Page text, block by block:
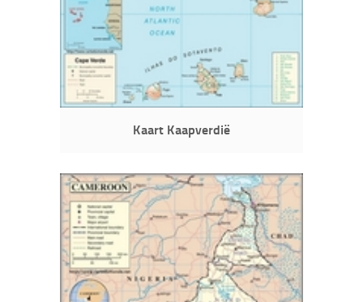
Kaart Kaapverdië